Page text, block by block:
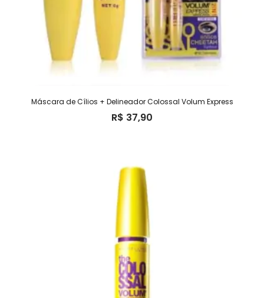
Máscara de Cílios + Delineador Colossal Volum Express
R$ 37,90